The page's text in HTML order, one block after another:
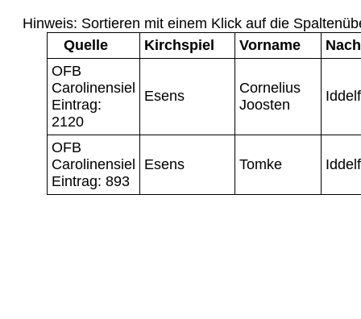
Hinweis: Sortieren mit einem Klick auf die
Quelle
Kirchspiel Vorname
OFB
Carolinensiel
Eintrag:
2120
Esens
Cornelius
Joosten
OFB
Carolinensiel
Eintrag: 893
Esens Tomke